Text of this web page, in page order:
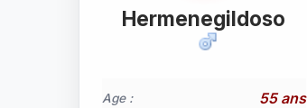
Hermenegildoso
Age : 55 ans